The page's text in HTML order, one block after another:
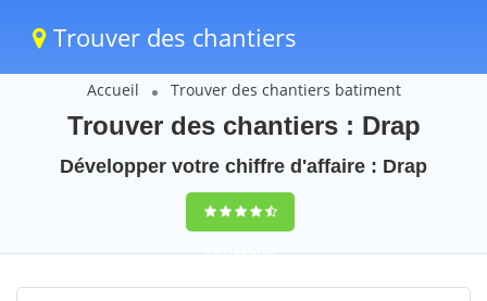
Trouver des chantiers
Accueil Trouver des chantiers batiment
Trouver des chantiers : Drap
Développer votre chiffre d'affaire : Drap
9,5(100%)52
votes